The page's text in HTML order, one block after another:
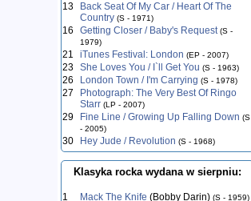
13
Back Seat Of My Car / Heart Of The
Country (S - 1971)
16 Getting Closer / Baby's Request (S -
1979)
21 iTunes Festival: London (EP - 2007)
23 She Loves You / I`ll Get You (S - 1963)
26 London Town / I'm Carrying (S - 1978)
27
Photograph: The Very Best Of Ringo
Starr (LP - 2007)
29 Fine Line / Growing Up Falling Down (S
- 2005)
30 Hey Jude / Revolution (S - 1968)
Klasyka rocka wydana w sierpniu:
1 Mack The Knife (Bobby Darin) (S - 1959)